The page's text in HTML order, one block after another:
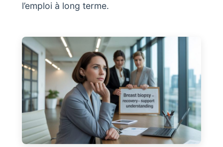
l’emploi à long terme.